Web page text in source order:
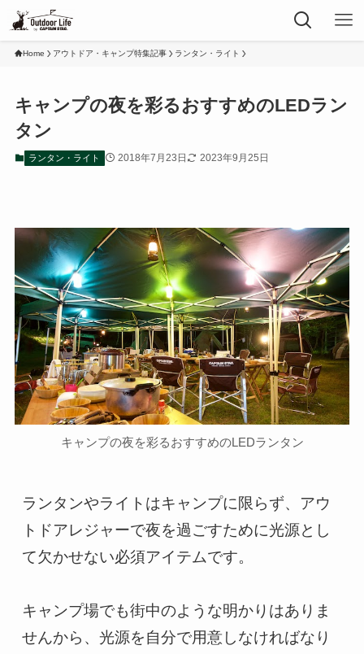
Home アウトドア・キャンプ特集記事 ランタン・ライト
キャンプの夜を彩るおすすめのLEDラン
タン
ランタン・ライト 2018年7月23日 2023年9月25日
キャンプの夜を彩るおすすめのLEDランタン
ランタンやライトはキャンプに限らず、アウ
トドアレジャーで夜を過ごすために光源とし
て欠かせない必須アイテムです。
キャンプ場でも街中のような明かりはありま
せんから、光源を自分で用意しなければなり